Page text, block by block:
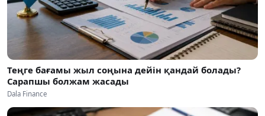
Теңге бағамы жыл соңына дейін қандай болады?
Сарапшы болжам жасады
Dala Finance